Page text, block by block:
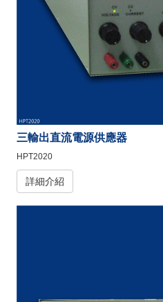
三輸出直流電源供應器
HPT2020
詳細介紹